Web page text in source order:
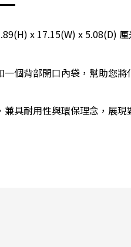
x 17.15(W) x 5.08(D)
一個背部開口內袋，幫助您
具耐用性與環保理念，展